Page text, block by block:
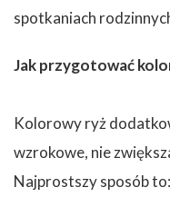
spotkaniach
Jak przygotować
Kolorowy ryż
wzrokowe, nie
Najprostszy sposób to: